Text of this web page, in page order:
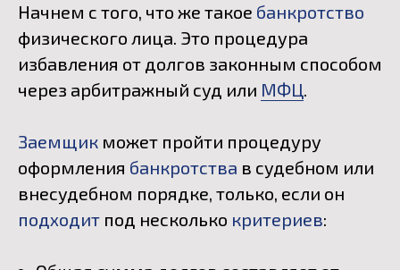
Начнем с того, что же такое банкротство
физического лица. Это процедура
избавления от долгов законным способом
через арбитражный суд или МФЦ.
Заемщик может пройти процедуру
оформления банкротства в судебном или
внесудебном порядке, только, если он
подходит под несколько критериев: